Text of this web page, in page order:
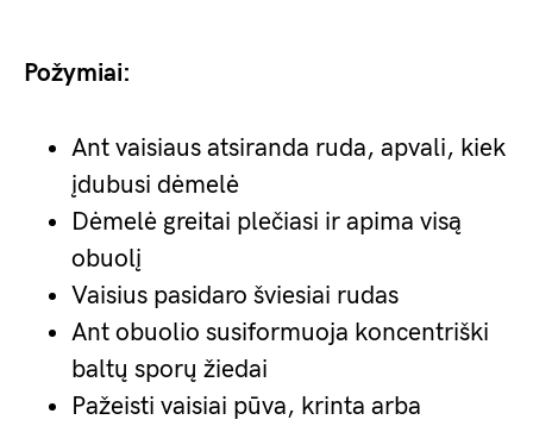
Požymiai:
Ant vaisiaus atsiranda ruda, apvali, kiek
įdubusi dėmelė
Dėmelė greitai plečiasi ir apima visą
obuolį
Vaisius pasidaro šviesiai rudas
Ant obuolio susiformuoja koncentriški
baltų sporų žiedai
Pažeisti vaisiai pūva, krinta arba